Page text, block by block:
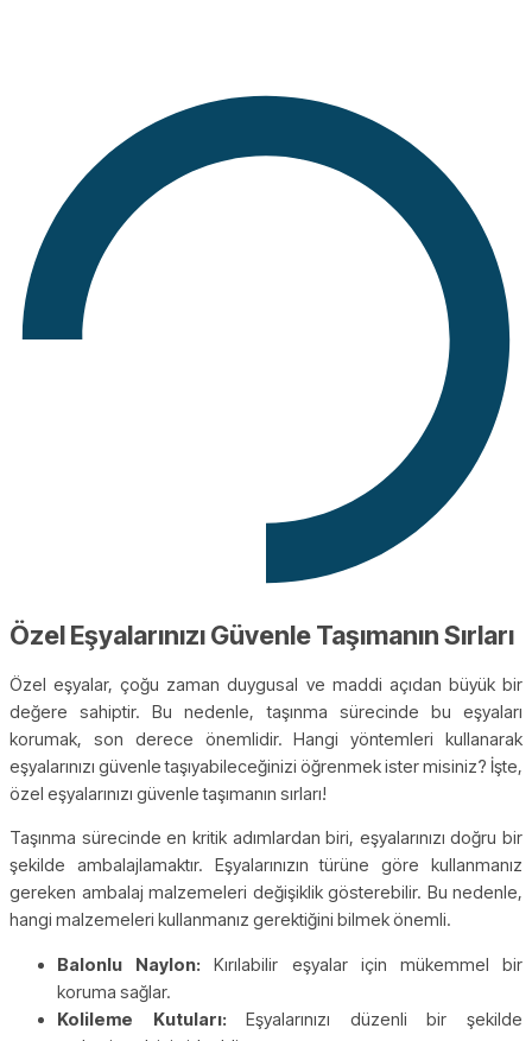
Özel Eşyalarınızı Güvenle Taşımanın Sırları
Özel eşyalar, çoğu zaman duygusal ve maddi açıdan büyük bir
değere sahiptir. Bu nedenle, taşınma sürecinde bu eşyaları
korumak, son derece önemlidir. Hangi yöntemleri kullanarak
eşyalarınızı güvenle taşıyabileceğinizi öğrenmek ister misiniz? İşte,
özel eşyalarınızı güvenle taşımanın sırları!
Taşınma sürecinde en kritik adımlardan biri, eşyalarınızı doğru bir
şekilde ambalajlamaktır. Eşyalarınızın türüne göre kullanmanız
gereken ambalaj malzemeleri değişiklik gösterebilir. Bu nedenle,
hangi malzemeleri kullanmanız gerektiğini bilmek önemli.
Balonlu Naylon: Kırılabilir eşyalar için mükemmel bir
koruma sağlar.
Kolileme Kutuları: Eşyalarınızı düzenli bir şekilde